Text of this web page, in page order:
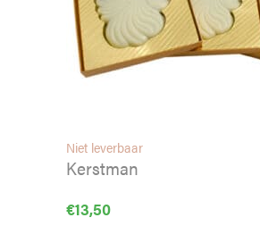
Niet leverbaar
Kerstman
€13,50